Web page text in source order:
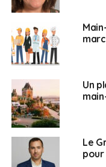
La ville de Québec
réaliser tes études
où il fait bon vivre.
grande ouverture
t’épanouir pendant
« Ce qui m’a
des Québécois, [ils]
parler facilement, il
Un
Le